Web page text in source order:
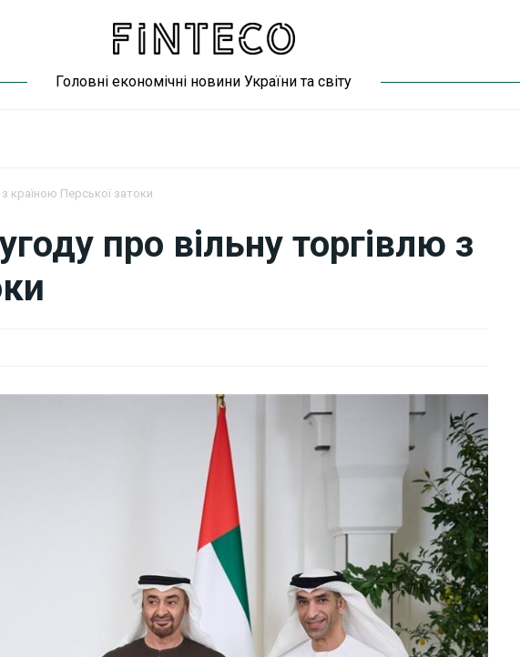
Головні економічні новини України та світу
країною Перської затоки
про вільну торгівлю з